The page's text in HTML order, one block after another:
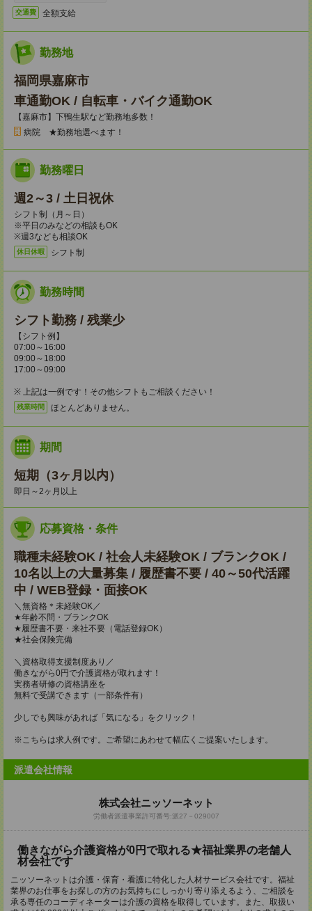
交通費 全額支給
勤務地
福岡県嘉麻市
車通勤OK / 自転車・バイク通勤OK
【嘉麻市】下鴨生駅など勤務地多数！
病院 ★勤務地選べます！
勤務曜日
週2～3 / 土日祝休
シフト制（月～日）
※平日のみなどの相談もOK
※週3なども相談OK
休日休暇 シフト制
勤務時間
シフト勤務 / 残業少
【シフト例】
07:00～16:00
09:00～18:00
17:00～09:00
※ 上記は一例です！その他シフトもご相談ください！
残業時間 ほとんどありません。
期間
短期（3ヶ月以内）
即日～2ヶ月以上
応募資格・条件
職種未経験OK / 社会人未経験OK / ブランクOK /
10名以上の大量募集 / 履歴書不要 / 40～50代活躍
中 / WEB登録・面接OK
＼無資格＊未経験OK／
★年齢不問・ブランクOK
★履歴書不要・来社不要（電話登録OK）
★社会保険完備
＼資格取得支援制度あり／
働きながら0円で介護資格が取れます！
実務者研修の資格講座を
無料で受講できます（一部条件有）
少しでも興味があれば「気になる」をクリック！
※こちらは求人例です。ご希望にあわせて幅広くご提案いたします。
派遣会社情報
株式会社ニッソーネット
労働者派遣事業許可番号:派27－029007
働きながら介護資格が0円で取れる★福祉業界の老舗人
材会社です
ニッソーネットは介護・保育・看護に特化した人材サービス会社です。福祉
業界のお仕事をお探しの方のお気持ちにしっかり寄り添えるよう、ご相談を
承る専任のコーディネーターは介護の資格を取得しています。また、取扱い